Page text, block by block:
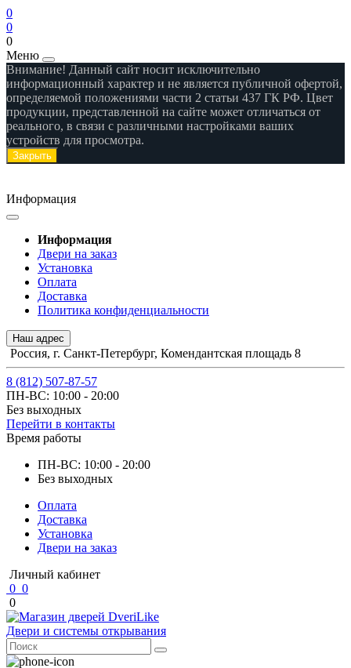
0
0
0
Меню
Внимание! Данный сайт носит исключительно
информационный характер и не является публичной офертой,
определяемой положениями части 2 статьи 437 ГК РФ. Цвет
продукции, представленной на сайте может отличаться от
реального, в связи с различными настройками ваших
устройств для просмотра.
Закрыть
Информация
Информация
Двери на заказ
Установка
Оплата
Доставка
Политика конфиденциальности
Наш адрес
Россия, г. Санкт-Петербург, Комендантская площадь 8
8 (812) 507-87-57
ПН-ВС: 10:00 - 20:00
Без выходных
Перейти в контакты
Время работы
ПН-ВС: 10:00 - 20:00
Без выходных
Оплата
Доставка
Установка
Двери на заказ
Личный кабинет
0 0
0
Двери и системы открывания